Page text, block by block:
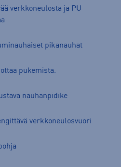
verkkoneulosta ja PU
pikanauhat
pukemista.
nauhanpidike
verkkoneulosvuori